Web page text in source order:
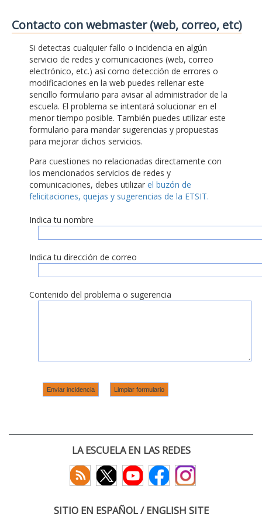
Contacto con webmaster (web, correo, etc)
Si detectas cualquier fallo o incidencia en algún
servicio de redes y comunicaciones (web, correo
electrónico, etc.) así como detección de errores o
modificaciones en la web puedes rellenar este
sencillo formulario para avisar al administrador de la
escuela. El problema se intentará solucionar en el
menor tiempo posible. También puedes utilizar este
formulario para mandar sugerencias y propuestas
para mejorar dichos servicios.
Para cuestiones no relacionadas directamente con
los mencionados servicios de redes y
comunicaciones, debes utilizar el buzón de
felicitaciones, quejas y sugerencias de la ETSIT.
Indica tu nombre
Indica tu dirección de correo
Contenido del problema o sugerencia
LA ESCUELA EN LAS REDES
SITIO EN ESPAÑOL / ENGLISH SITE